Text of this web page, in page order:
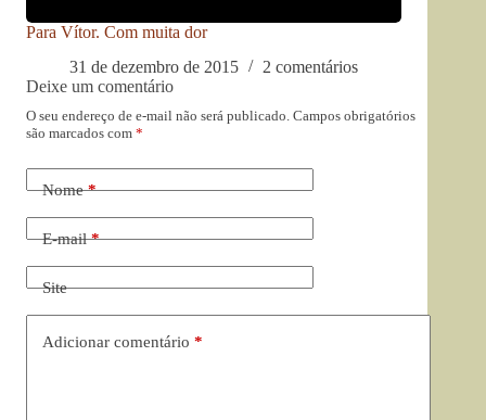
Para Vítor. Com muita dor
31 de dezembro de 2015
2 comentários
Deixe um comentário
O seu endereço de e-mail não será publicado. Campos obrigatórios
são marcados com *
Nome*
E-mail*
Site
Adicionar comentário *